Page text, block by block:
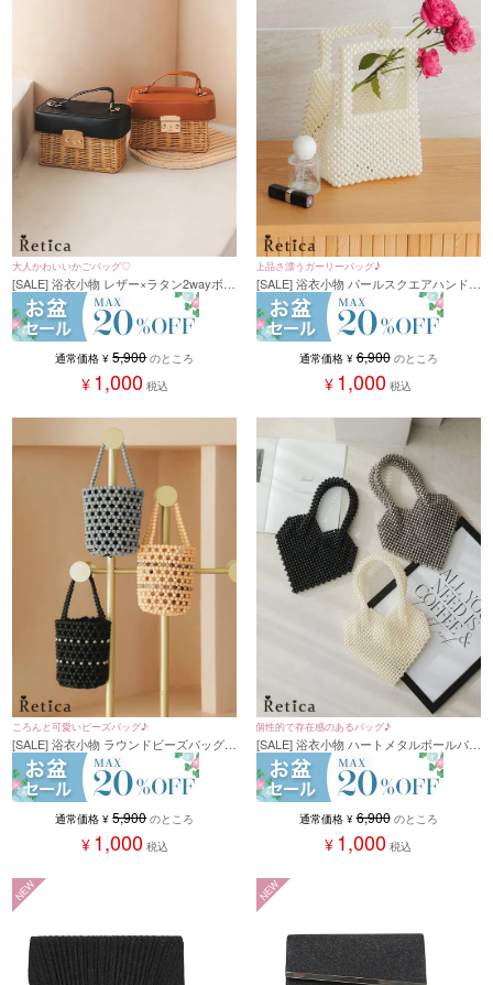
大人かわいいかごバッグ♡
[SALE] 浴衣小物 レザー×ラタン2wayボッ
クス型かごバッグ (ブラック/ブラウン)
通常価格 ¥ 5,900 のところ
¥ 1,000 税込
上品さ漂うガーリーバッグ♪
[SALE] 浴衣小物 パールスクエアハンドバ
ッグ(オフホワイト)
通常価格 ¥ 6,900 のところ
¥ 1,000 税込
ころんと可愛いビーズバッグ♪
[SALE] 浴衣小物 ラウンドビーズバッグ
(クリームイエロー/ブラック/グレー)
通常価格 ¥ 5,900 のところ
¥ 1,000 税込
個性的で存在感のあるバッグ♪
[SALE] 浴衣小物 ハートメタルボールバッ
グ(ブラック/オフホワイト/シルバー)
通常価格 ¥ 6,900 のところ
¥ 1,000 税込
NEW NEW